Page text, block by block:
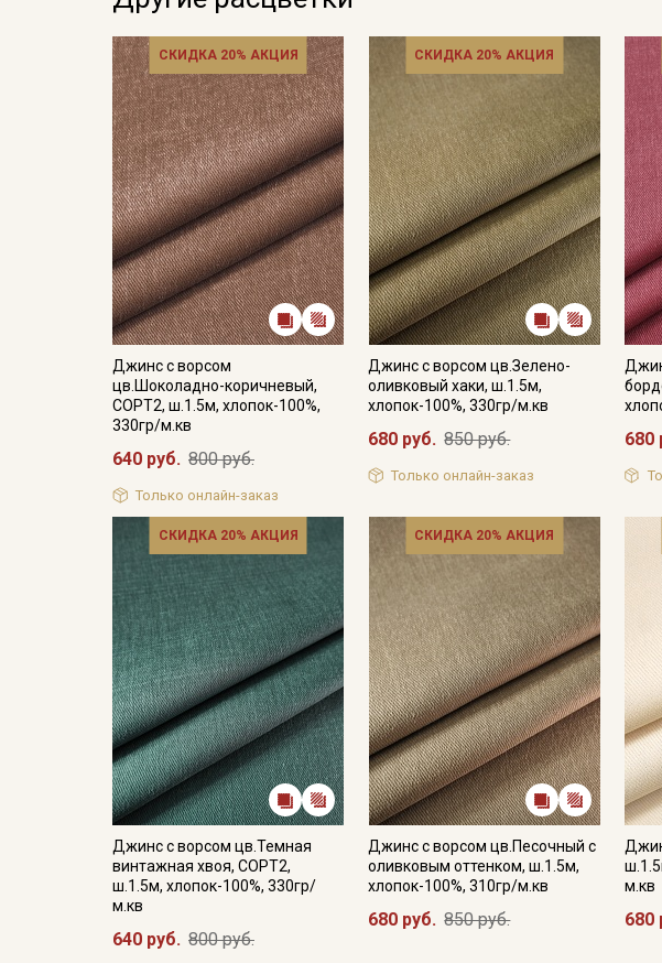
в зависимости
СКИДКА 20% АКЦИЯ
Джинс с ворсом
цв.Шоколадно-коричневый,
СОРТ2, ш.1.5м, хлопок-100%,
330гр/м.кв
640 руб. 800 руб.
Только онлайн-заказ
СКИДКА 20% АКЦИЯ
Джинс с ворсом цв.Зелено-
оливковый хаки, ш.1.5м,
хлопок-100%, 330гр/м.кв
680 руб. 850 руб.
Только онлайн-заказ
680
СКИДКА 20% АКЦИЯ
Джинс с ворсом цв.Темная
винтажная хвоя, СОРТ2,
ш.1.5м, хлопок-100%, 330гр/
м.кв
640 руб. 800 руб.
СКИДКА 20% АКЦИЯ
Джинс с ворсом цв.Песочный с
оливковым оттенком, ш.1.5м,
хлопок-100%, 310гр/м.кв
680 руб. 850 руб.
м.кв
680
Мы